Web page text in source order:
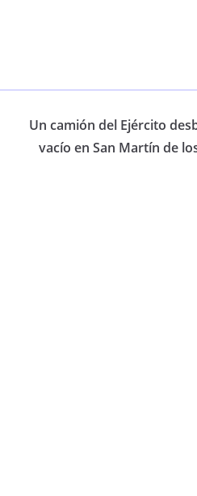
Un camión del Ejército
vacío en San Martín de